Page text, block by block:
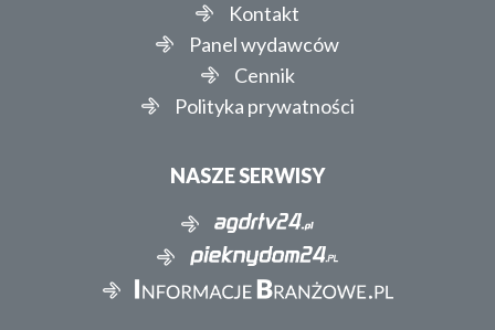
Kontakt
Panel wydawców
Cennik
Polityka prywatności
NASZE SERWISY